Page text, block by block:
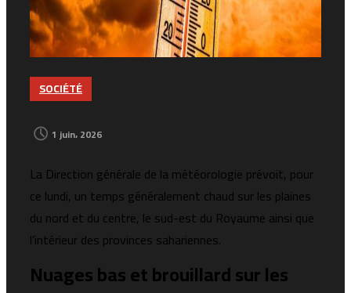
SOCIÉTÉ
1 juin، 2026
La Direction générale de la météorologie prévoit, pour
ce lundi, un temps généralement chaud sur les plaines
du nord et du centre, le sud-est du Royaume ainsi que
l’intérieur des provinces sahariennes.
Nuages bas et brouillard sur les